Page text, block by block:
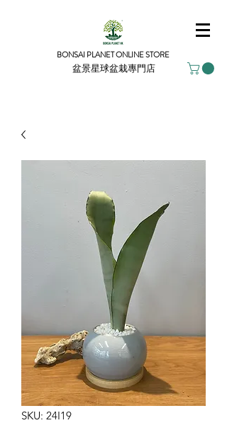
BONSAI PLANET ONLINE STORE
盆景星球盆栽專門店
SKU: 24I19